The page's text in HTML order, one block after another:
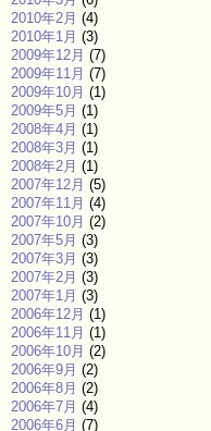
2010年2月 (4)
2010年1月 (3)
2009年12月 (7)
2009年11月 (7)
2009年10月 (1)
2009年5月 (1)
2008年4月 (1)
2008年3月 (1)
2008年2月 (1)
2007年12月 (5)
2007年11月 (4)
2007年10月 (2)
2007年5月 (3)
2007年3月 (3)
2007年2月 (3)
2007年1月 (3)
2006年12月 (1)
2006年11月 (1)
2006年10月 (2)
2006年9月 (2)
2006年8月 (2)
2006年7月 (4)
2006年6月 (7)